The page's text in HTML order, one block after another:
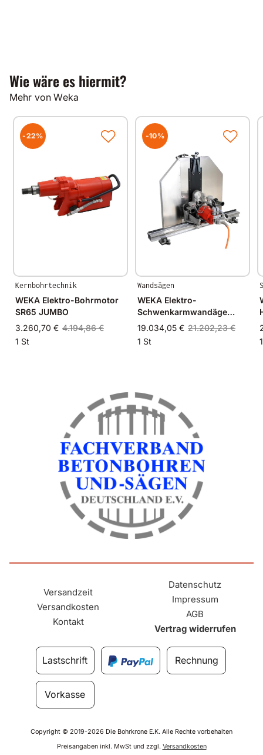
Wie wäre es hiermit?
Mehr von Weka
-22%
Kernbohrtechnik
WEKA Elektro-Bohrmotor
SR65 JUMBO
3.260,70 € 4.194,86 €
1 St
-10%
Wandsägen
WEKA Elektro-
Schwenkarmwandäge
WS76 H FRIDA
19.034,05 € 21.202,23 €
1 St
Versandzeit
Versandkosten
Kontakt
Datenschutz
Impressum
AGB
Vertrag widerrufen
Lastschrift Rechnung
Vorkasse
Copyright © 2019-2026 Die Bohrkrone E.K. Alle Rechte vorbehalten
Preisangaben inkl. MwSt und zzgl. Versandkosten